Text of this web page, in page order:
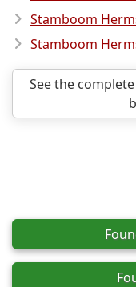
Stamboom
Stamboom
See the